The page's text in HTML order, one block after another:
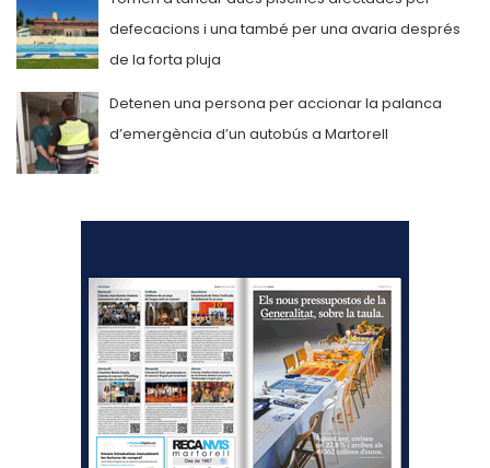
defecacions i una també per una avaria després
de la forta pluja
Detenen una persona per accionar la palanca
d’emergència d’un autobús a Martorell